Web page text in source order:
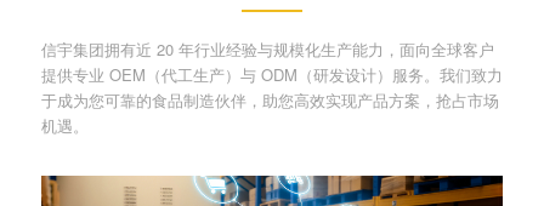
信宇集团拥有近 20 年行业经验与规模化生产能力，面向全球客户
提供专业 OEM（代工生产）与 ODM（研发设计）服务。我们致力
于成为您可靠的食品制造伙伴，助您高效实现产品方案，抢占市场
机遇。